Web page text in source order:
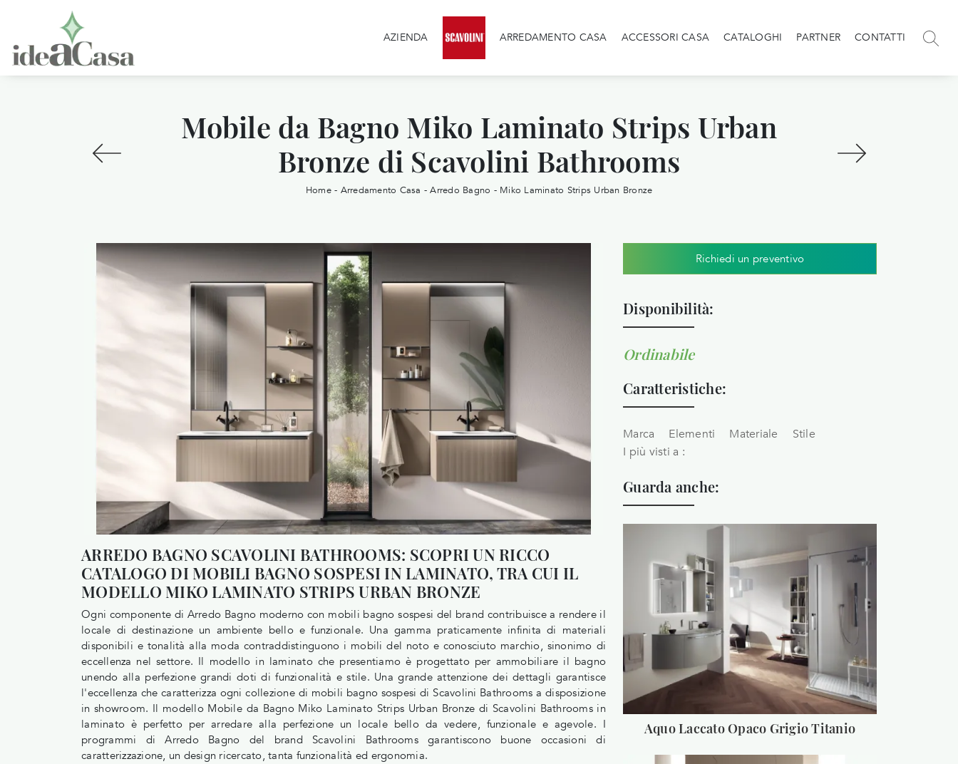
AZIENDA ARREDAMENTO CASA ACCESSORI CASA CATALOGHI PARTNER CONTATTI
Mobile da Bagno Miko Laminato Strips Urban
Bronze di Scavolini Bathrooms
Home- Arredamento Casa -Arredo Bagno - Miko Laminato Strips Urban Bronze
ARREDO BAGNO SCAVOLINI BATHROOMS: SCOPRI UN RICCO
CATALOGO DI MOBILI BAGNO SOSPESI IN LAMINATO, TRA CUI IL
MODELLO MIKO LAMINATO STRIPS URBAN BRONZE
Ogni componente di Arredo Bagno moderno con mobili bagno sospesi del brand contribuisce a rendere il
locale di destinazione un ambiente bello e funzionale. Una gamma praticamente infinita di materiali
disponibili e tonalità alla moda contraddistinguono i mobili del noto e conosciuto marchio, sinonimo di
eccellenza nel settore. Il modello in laminato che presentiamo è progettato per ammobiliare il bagno
unendo alla perfezione grandi doti di funzionalità e stile. Una grande attenzione dei dettagli garantisce
l'eccellenza che caratterizza ogni collezione di mobili bagno sospesi di Scavolini Bathrooms a disposizione
in showroom. Il modello Mobile da Bagno Miko Laminato Strips Urban Bronze di Scavolini Bathrooms in
laminato è perfetto per arredare alla perfezione un locale bello da vedere, funzionale e agevole. I
programmi di Arredo Bagno del brand Scavolini Bathrooms garantiscono buone occasioni di
caratterizzazione, un design ricercato, tanta funzionalità ed ergonomia.
Richiedi un preventivo
Disponibilità:
Ordinabile
Caratteristiche:
Marca Elementi Materiale
Stile
I più visti a :
Guarda anche:
Aquo Laccato Opaco Grigio Titanio